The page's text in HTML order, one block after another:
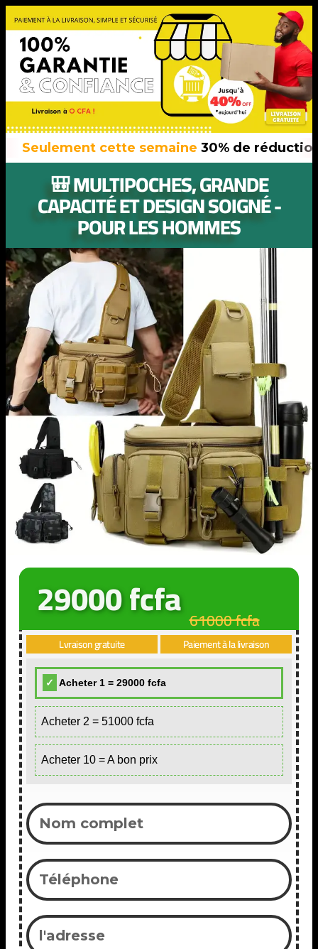
cette semaine30% de réductionsur
🎒 MULTIPOCHES, GRANDE
CAPACITÉ ET DESIGN SOIGNÉ -
POUR LES HOMMES
29000 fcfa 61000 fcfa
Lvraison gratuite Paiement à la livraison
Acheter 1 = 29000 fcfa
Acheter 2 = 51000 fcfa
Acheter 10 = A bon prix